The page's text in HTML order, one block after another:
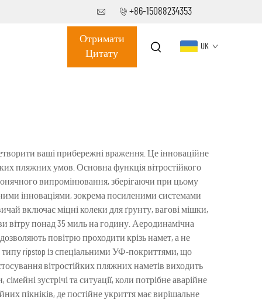
+86-15088234353
Отримати
Цитату
UK
ваші прибережні враження. Це інноваційне
пляжних умов. Основна функція вітростійкого
випромінювання, зберігаючи при цьому
інноваціями, зокрема посиленими системами
включає міцні колеки для ґрунту, вагові мішки,
вітру понад 35 миль на годину. Аеродинамічна
повітрю проходити крізь намет, а не
ripstop із спеціальними УФ-покриттями, що
вітростійких пляжних наметів виходить
зустрічі та ситуації, коли потрібне аварійне
пікніків, де постійне укриття має вирішальне